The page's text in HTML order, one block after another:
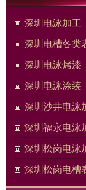
深圳电泳加工
深圳电槽各类
深圳电泳烤漆
深圳电泳涂装
深圳沙井电泳
深圳福永电泳
深圳松岗电泳
深圳松岗电槽